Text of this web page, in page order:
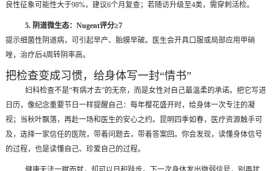
良性征象可能性大于98%，建议6个月复查；若随访升级至4类，需穿刺活检。
5. 阴道微生态：Nugent评分≥7
提示细菌性阴道病，可引起早产、胎膜早破。医生会开具口服或局部应用甲硝
唑，治疗后4周转阴率高。
把检查变成习惯，给身体写一封“情书”
妇科检查不是“有病才去”的无奈，而是女性对自己最温柔的承诺。把它写进
日历，像纪念重要节日一样提醒自己：每年樱花盛开时，给身体一次专注的凝
视；当秋叶飘落，再赴一场和医生的安心之约。昆明四季如春，医疗资源触手可
及，选择一家信任的医院，带着问题去，带着答案回。你会发现，读懂身体信号
的过程，也是读懂自己、珍爱自己的过程。